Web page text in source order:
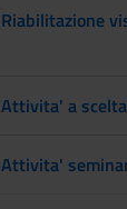
Riabilitazione
Attivita' a
Attivita'